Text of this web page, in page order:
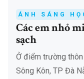
ÁNH SÁNG
Các em nhỏ
sạch
Ở điểm trường
Sông Kôn, TP Đà